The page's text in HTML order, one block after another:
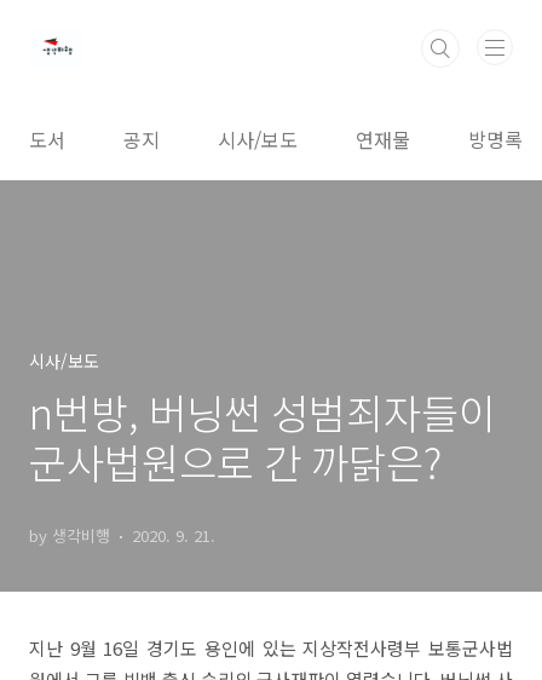
도서 공지 시사/보도 연재물 방명록
시사/보도
n번방, 버닝썬 성범죄자들이
군사법원으로 간 까닭은?
by 생각비행 2020. 9. 21.
지난 9월 16일 경기도 용인에 있는 지상작전사령부 보통군사법